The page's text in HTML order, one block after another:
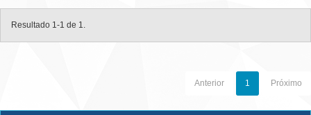
Resultado 1-1 de 1.
Anterior 1 Próximo